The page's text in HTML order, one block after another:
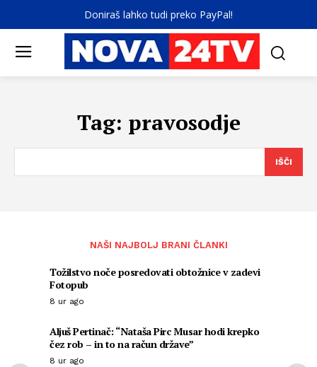
Doniraš lahko tudi preko PayPal!
Tag: pravosodje
IŠČI
NAŠI NAJBOLJ BRANI ČLANKI
Tožilstvo noče posredovati obtožnice v zadevi
Fotopub
8 ur ago
Aljuš Pertinač: “Nataša Pirc Musar hodi krepko
čez rob – in to na račun države”
8 ur ago